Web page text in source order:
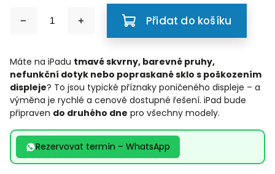
Přidat do košíku
Máte na iPadu tmavé skvrny, barevné pruhy,
nefunkční dotyk nebo popraskané sklo s poškozením
displeje? To jsou typické příznaky poničeného displeje – a
výměna je rychlé a cenově dostupné řešení. iPad bude
připraven do druhého dne pro všechny modely.
Rezervovat termín – WhatsApp